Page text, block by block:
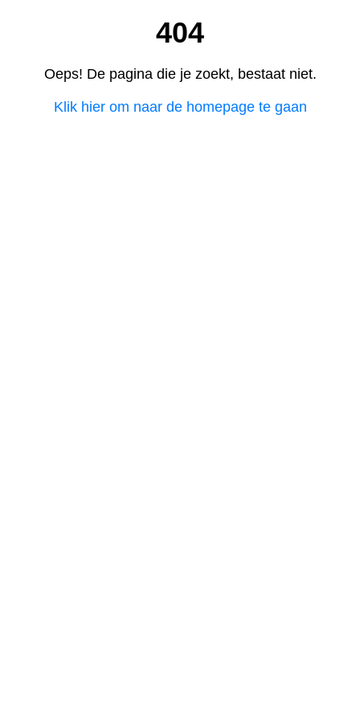
404
Oeps! De pagina die je zoekt, bestaat niet.
Klik hier om naar de homepage te gaan